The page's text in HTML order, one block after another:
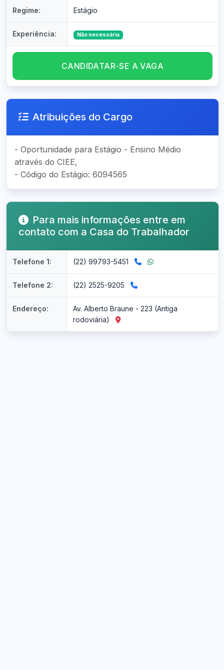
Regime: Estágio
Experiência: Não necessária
CANDIDATAR-SE A VAGA
Atribuições do Cargo
- Oportunidade para Estágio - Ensino Médio
através do CIEE,
- Código do Estágio: 6094565
Para mais informações entre em
contato com a Casa do Trabalhador
Telefone 1: (22) 99793-5451
Telefone 2: (22) 2525-9205
Endereço:
Av. Alberto Braune - 223 (Antiga
rodoviária)